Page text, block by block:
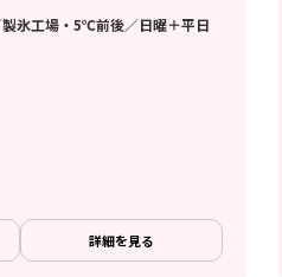
製氷工場・5℃前後／日曜＋平日
詳細を見る